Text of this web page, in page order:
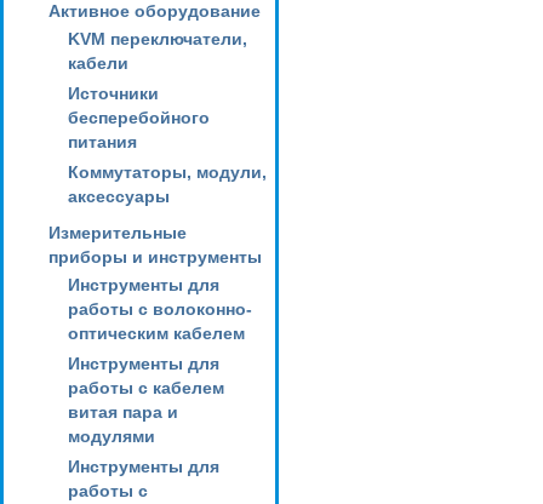
Активное оборудование
KVM переключатели,
кабели
Источники
бесперебойного
питания
Коммутаторы, модули,
аксессуары
Измерительные
приборы и инструменты
Инструменты для
работы с волоконно-
оптическим кабелем
Инструменты для
работы с кабелем
витая пара и
модулями
Инструменты для
работы с